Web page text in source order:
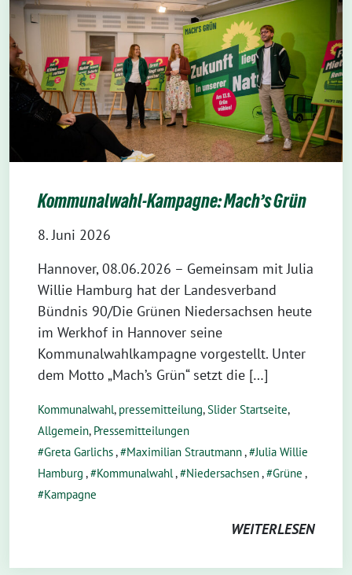
Kommunalwahl-Kampagne: Mach’s Grün
8. Juni 2026
Hannover, 08.06.2026 – Gemeinsam mit Julia
Willie Hamburg hat der Landesverband
Bündnis 90/Die Grünen Niedersachsen heute
im Werkhof in Hannover seine
Kommunalwahlkampagne vorgestellt. Unter
dem Motto „Mach’s Grün“ setzt die […]
Kommunalwahl, pressemitteilung,Slider Startseite,
Allgemein, Pressemitteilungen
Greta Garlichs, Maximilian Strautmann, Julia Willie
Hamburg , Kommunalwahl, Niedersachsen, Grüne ,
Kampagne
WEITERLESEN